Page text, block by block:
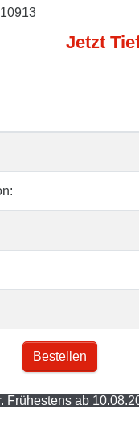
Jetzt
Bestellen
Frühestens ab